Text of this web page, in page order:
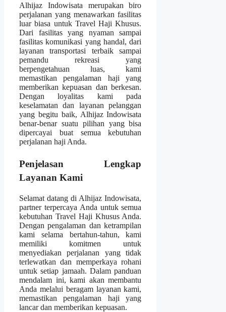
Alhijaz Indowisata merupakan biro
perjalanan yang menawarkan fasilitas
luar biasa untuk Travel Haji Khusus.
Dari fasilitas yang nyaman sampai
fasilitas komunikasi yang handal, dari
layanan transportasi terbaik sampai
pemandu rekreasi yang
berpengetahuan luas, kami
memastikan pengalaman haji yang
memberikan kepuasan dan berkesan.
Dengan loyalitas kami pada
keselamatan dan layanan pelanggan
yang begitu baik, Alhijaz Indowisata
benar-benar suatu pilihan yang bisa
dipercayai buat semua kebutuhan
perjalanan haji Anda.
Penjelasan Lengkap
Layanan Kami
Selamat datang di Alhijaz Indowisata,
partner terpercaya Anda untuk semua
kebutuhan Travel Haji Khusus Anda.
Dengan pengalaman dan ketrampilan
kami selama bertahun-tahun, kami
memiliki komitmen untuk
menyediakan perjalanan yang tidak
terlewatkan dan memperkaya rohani
untuk setiap jamaah. Dalam panduan
mendalam ini, kami akan membantu
Anda melalui beragam layanan kami,
memastikan pengalaman haji yang
lancar dan memberikan kepuasan.